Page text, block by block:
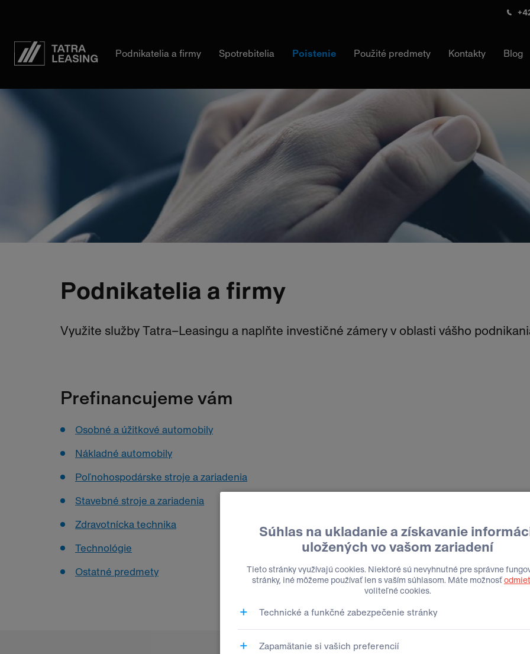
Tatra-
Leasing
Podnikatelia a firmy Spotrebitelia Poistenie Použité predmety Kontakty Blog
Podnikatelia a firmy
Využite služby Tatra–Leasingu a naplňte investičné zámery v oblasti vášho
Prefinancujeme vám
Osobné a úžitkové automobily
Nákladné automobily
Poľnohospodárske stroje a zariadenia
Stavebné stroje a zariadenia
Zdravotnícka technika
Technológie
Ostatné predmety